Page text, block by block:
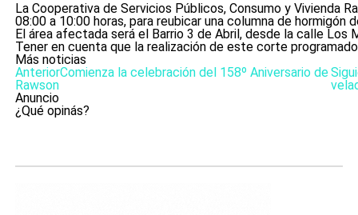
La Cooperativa de Servicios Públicos, Consumo y Vivienda
08:00 a 10:00 horas, para reubicar una columna de hormigón
El área afectada será el Barrio 3 de Abril, desde la calle
Tener en cuenta que la realización de este corte
Más noticias
AnteriorComienza la celebración del 158º Aniversario de
Rawson
Anuncio
¿Qué opinás?